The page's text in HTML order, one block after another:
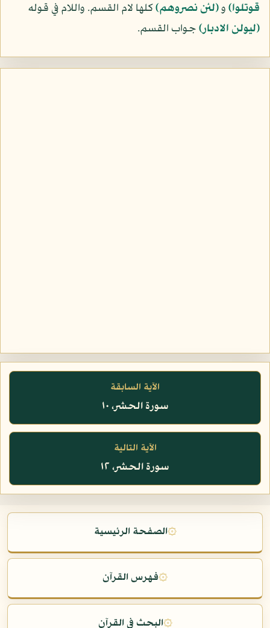
قوتلوا)و(لئن نصروهم)كلها لام القسم. واللام في قوله
(ليولن الادبار)جواب القسم.
الآية السابقة
سورة الحشر، ١٠
الآية التالية
سورة الحشر، ١٢
۞الصفحة الرئيسية
۞فهرس القرآن
۞البحث في القرآن